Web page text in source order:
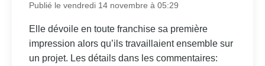
Publié le vendredi 14 novembre à 05:29
Elle dévoile en toute franchise sa première
impression alors qu’ils travaillaient ensemble sur
un projet. Les détails dans les commentaires: